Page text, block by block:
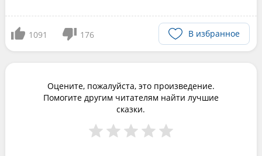
1091 176 В избранное
Оцените, пожалуйста, это произведение.
Помогите другим читателям найти лучшие
сказки.